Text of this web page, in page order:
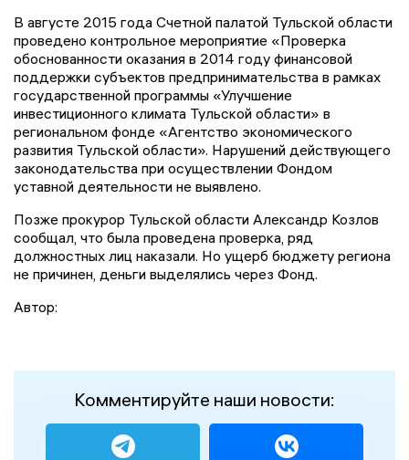
В августе 2015 года Счетной палатой Тульской области
проведено контрольное мероприятие «Проверка
обоснованности оказания в 2014 году финансовой
поддержки субъектов предпринимательства в рамках
государственной программы «Улучшение
инвестиционного климата Тульской области» в
региональном фонде «Агентство экономического
развития Тульской области». Нарушений действующего
законодательства при осуществлении Фондом
уставной деятельности не выявлено.
Позже прокурор Тульской области Александр Козлов
сообщал, что была проведена проверка, ряд
должностных лиц наказали. Но ущерб бюджету региона
не причинен, деньги выделялись через Фонд.
Автор:
Комментируйте наши новости: